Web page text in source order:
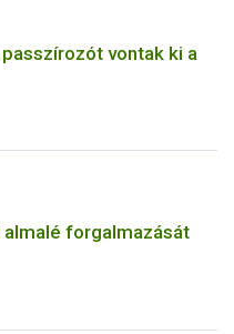
vontak ki a
forgalmazását